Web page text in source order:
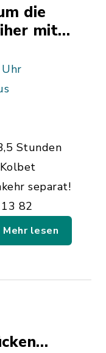
die
mit
Stunden
separat!
82
Mehr lesen